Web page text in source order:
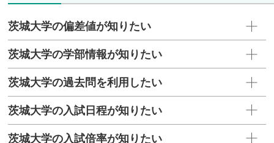
茨城大学の偏差値が知りたい
茨城大学の学部情報が知りたい
茨城大学の過去問を利用したい
茨城大学の入試日程が知りたい
茨城大学の入試倍率が知りたい